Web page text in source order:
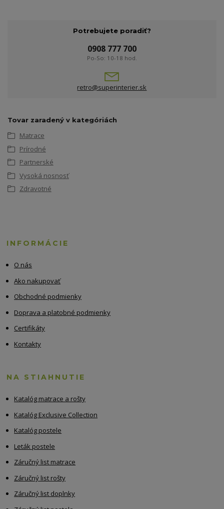
Potrebujete poradiť?
0908 777 700
Po-So: 10-18 hod.
retro@superinterier.sk
Tovar zaradený v kategóriách
Matrace
Prírodné
Partnerské
Vysoká nosnosť
Zdravotné
INFORMÁCIE
O nás
Ako nakupovať
Obchodné podmienky
Doprava a platobné podmienky
Certifikáty
Kontakty
NA STIAHNUTIE
Katalóg matrace a rošty
Katalóg Exclusive Collection
Katalóg postele
Leták postele
Záručný list matrace
Záručný list rošty
Záručný list doplnky